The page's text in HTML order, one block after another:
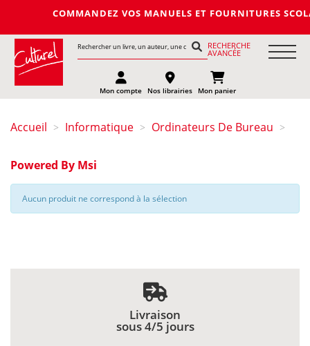
COMMANDEZ VOS MANUELS ET
RECHERCHE
AVANCÉE
Mon compte Nos librairies Mon panier
Accueil > Informatique > Ordinateurs De Bureau >
Powered By Msi
Aucun produit ne correspond à la sélection
Livraison
sous 4/5 jours